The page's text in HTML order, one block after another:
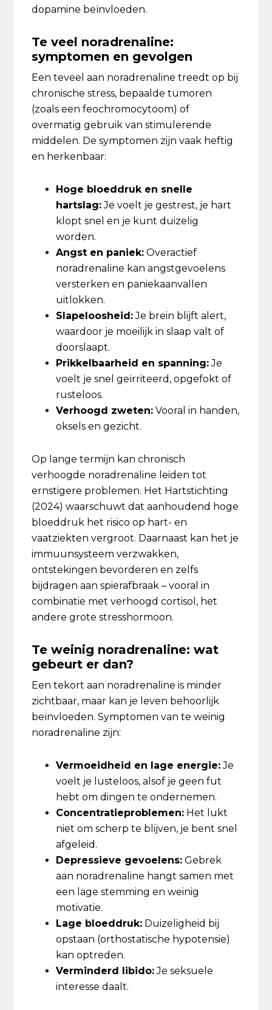
dopamine beïnvloeden.
Te veel noradrenaline:
symptomen en gevolgen
Een teveel aan noradrenaline treedt op bij
chronische stress, bepaalde tumoren
(zoals een feochromocytoom) of
overmatig gebruik van stimulerende
middelen. De symptomen zijn vaak heftig
en herkenbaar:
Hoge bloeddruk en snelle
hartslag:Je voelt je gestrest, je hart
klopt snel en je kunt duizelig
worden.
Angst en paniek: Overactief
noradrenaline kan angstgevoelens
versterken en paniekaanvallen
uitlokken.
Slapeloosheid:Je brein blijft alert,
waardoor je moeilijk in slaap valt of
doorslaapt.
Prikkelbaarheid en spanning:Je
voelt je snel geïrriteerd, opgefokt of
rusteloos.
Verhoogd zweten: Vooral in handen,
oksels en gezicht.
Op lange termijn kan chronisch
verhoogde noradrenaline leiden tot
ernstigere problemen. Het Hartstichting
(2024) waarschuwt dat aanhoudend hoge
bloeddruk het risico op hart- en
vaatziekten vergroot. Daarnaast kan het je
immuunsysteem verzwakken,
ontstekingen bevorderen en zelfs
bijdragen aan spierafbraak – vooral in
combinatie met verhoogd cortisol, het
andere grote stresshormoon.
Te weinig noradrenaline: wat
gebeurt er dan?
Een tekort aan noradrenaline is minder
zichtbaar, maar kan je leven behoorlijk
beïnvloeden. Symptomen van te weinig
noradrenaline zijn:
Vermoeidheid en lage energie:Je
voelt je lusteloos, alsof je geen fut
hebt om dingen te ondernemen.
Concentratieproblemen: Het lukt
niet om scherp te blijven, je bent snel
afgeleid.
Depressieve gevoelens: Gebrek
aan noradrenaline hangt samen met
een lage stemming en weinig
motivatie.
Lage bloeddruk: Duizeligheid bij
opstaan (orthostatische hypotensie)
kan optreden.
Verminderd libido:Je seksuele
interesse daalt.